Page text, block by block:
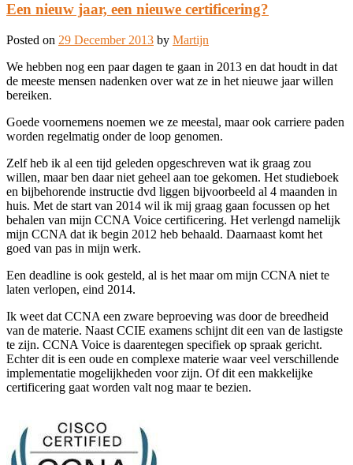
Een nieuw jaar, een nieuwe certificering?
Posted on 29 December 2013 by Martijn
We hebben nog een paar dagen te gaan in 2013 en dat houdt in dat
de meeste mensen nadenken over wat ze in het nieuwe jaar willen
bereiken.
Goede voornemens noemen we ze meestal, maar ook carriere paden
worden regelmatig onder de loop genomen.
Zelf heb ik al een tijd geleden opgeschreven wat ik graag zou
willen, maar ben daar niet geheel aan toe gekomen. Het studieboek
en bijbehorende instructie dvd liggen bijvoorbeeld al 4 maanden in
huis. Met de start van 2014 wil ik mij graag gaan focussen op het
behalen van mijn CCNA Voice certificering. Het verlengd namelijk
mijn CCNA dat ik begin 2012 heb behaald. Daarnaast komt het
goed van pas in mijn werk.
Een deadline is ook gesteld, al is het maar om mijn CCNA niet te
laten verlopen, eind 2014.
Ik weet dat CCNA een zware beproeving was door de breedheid
van de materie. Naast CCIE examens schijnt dit een van de lastigste
te zijn. CCNA Voice is daarentegen specifiek op spraak gericht.
Echter dit is een oude en complexe materie waar veel verschillende
implementatie mogelijkheden voor zijn. Of dit een makkelijke
certificering gaat worden valt nog maar te bezien.